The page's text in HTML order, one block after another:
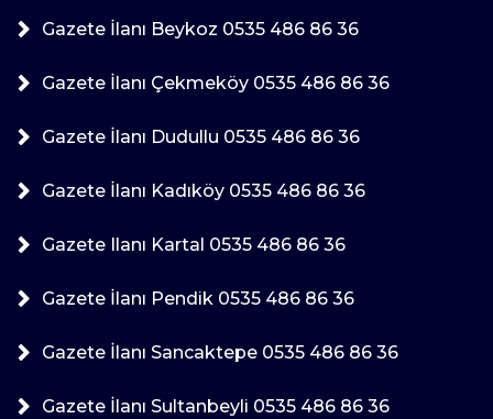
Gazete İlanı Beykoz 0535 486 86 36
Gazete İlanı Çekmeköy 0535 486 86 36
Gazete İlanı Dudullu 0535 486 86 36
Gazete İlanı Kadıköy 0535 486 86 36
Gazete Ilanı Kartal 0535 486 86 36
Gazete İlanı Pendik 0535 486 86 36
Gazete İlanı Sancaktepe 0535 486 86 36
Gazete İlanı Sultanbeyli 0535 486 86 36